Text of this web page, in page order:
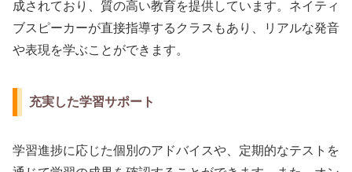
成されており、質の高い教育を提供しています。ネイティ
ブスピーカーが直接指導するクラスもあり、リアルな発音
や表現を学ぶことができます。
充実した学習サポート
学習進捗に応じた個別のアドバイスや、定期的なテストを